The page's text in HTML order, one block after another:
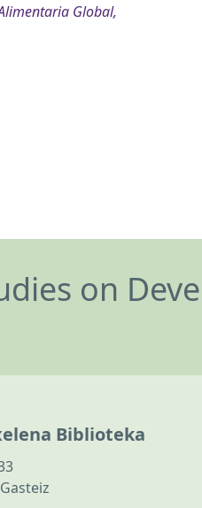
Global,
on
Biblioteka